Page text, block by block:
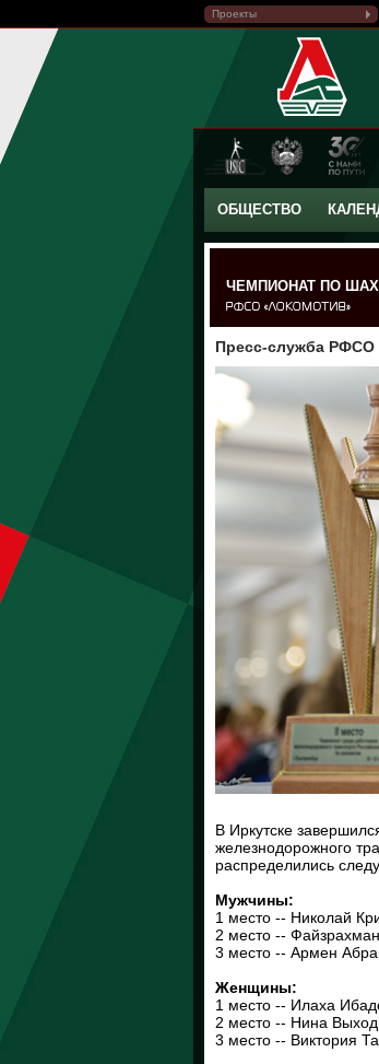
Проекты
ОБЩЕСТВО
ЧЕМПИОНАТ ПО
Пресс-служба РФСО
В Иркутске
железнодорожного
распределились
Мужчины:
1 место -- Николай
2 место --
3 место -- Армен
Женщины:
1 место -- Илаха
2 место -- Нина
3 место -- Виктория